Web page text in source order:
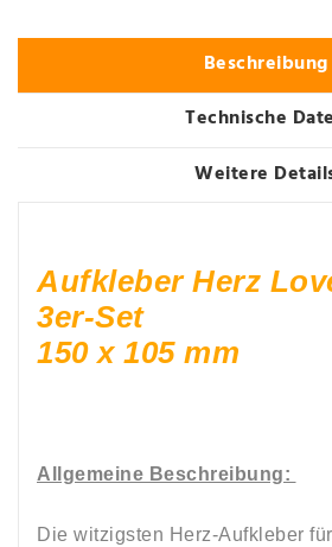
Beschreibung
Technische
Weitere
Aufkleber Herz
3er-Set
150 x 105 mm
Allgemeine Beschreibung:
Die witzigsten Herz-Aufkleber